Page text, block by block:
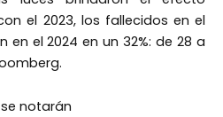
el 2023, los fallecidos en el
en el 2024 en un 32%: de 28 a
notarán